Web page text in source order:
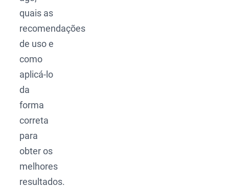
quais as
recomendações
de uso e
como
aplicá-lo
da
forma
correta
para
obter os
melhores
resultados.